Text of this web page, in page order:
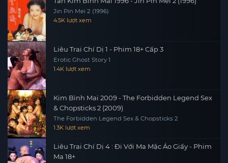
Jin Pin Mei 2 (1996)
4.5K lượt xem
Liêu Trai Chí Dị 1 - Phim 18+ Cấp 3
Erotic Ghost Story 1
1.4K lượt xem
Kim Bình Mai 2009 - The Forbidden Legend Sex
& Chopsticks 2 (2009)
The Forbidden Legend Sex & Chopsticks 2
1.3K lượt xem
Liêu Trai Chí Dị 4 : Đi Với Ma Mặc Áo Giấy - Phim
Ma 18+